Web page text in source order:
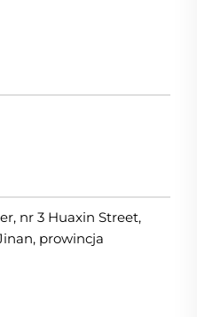
nr 3 Huaxin Street,
prowincja